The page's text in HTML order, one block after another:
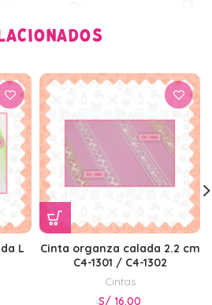
L
Cinta organza calada 2.2 cm
C4-1301 / C4-1302
Cintas
S/ 16.00